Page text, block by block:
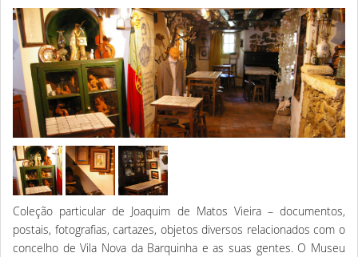
Coleção particular de Joaquim de Matos Vieira – documentos,
postais, fotografias, cartazes, objetos diversos relacionados com o
concelho de Vila Nova da Barquinha e as suas gentes. O Museu